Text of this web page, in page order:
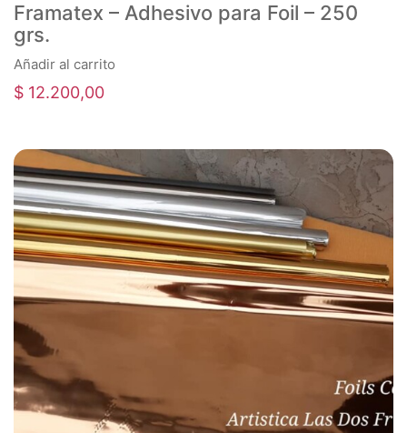
Framatex – Adhesivo para Foil – 250
grs.
Añadir al carrito
$ 12.200,00